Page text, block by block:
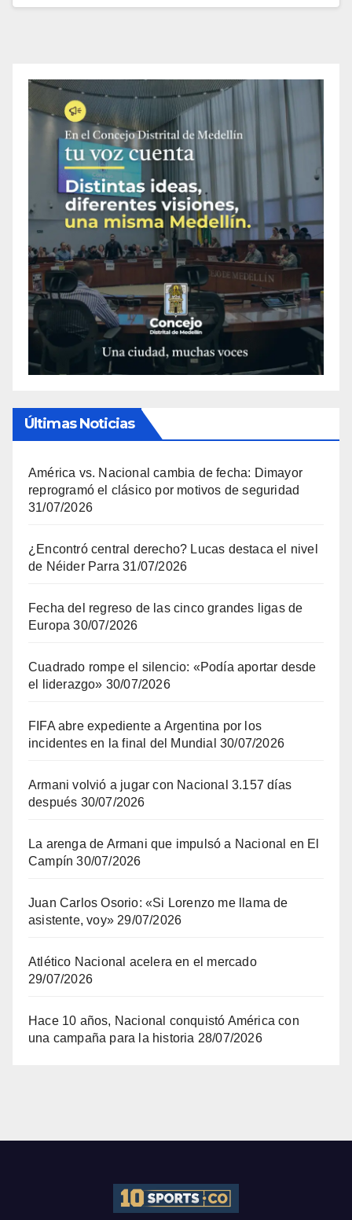
Últimas Noticias
América vs. Nacional cambia de fecha: Dimayor
reprogramó el clásico por motivos de seguridad
31/07/2026
¿Encontró central derecho? Lucas destaca el nivel
de Néider Parra 31/07/2026
Fecha del regreso de las cinco grandes ligas de
Europa 30/07/2026
Cuadrado rompe el silencio: «Podía aportar desde
el liderazgo» 30/07/2026
FIFA abre expediente a Argentina por los
incidentes en la final del Mundial 30/07/2026
Armani volvió a jugar con Nacional 3.157 días
después 30/07/2026
La arenga de Armani que impulsó a Nacional en El
Campín 30/07/2026
Juan Carlos Osorio: «Si Lorenzo me llama de
asistente, voy» 29/07/2026
Atlético Nacional acelera en el mercado
29/07/2026
Hace 10 años, Nacional conquistó América con
una campaña para la historia 28/07/2026